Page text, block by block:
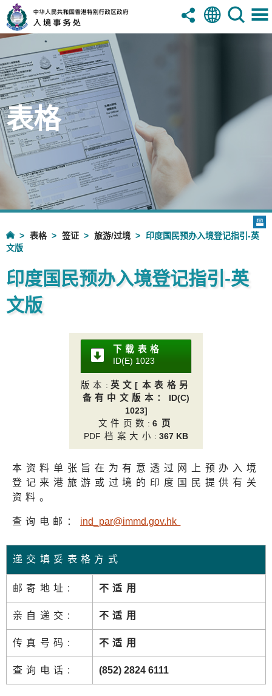
表格
表格 签证 旅游/过境
印度国民预办入境登记指引-英
文版
印度国民预办入境登记指引-英
文版
下载表格
ID(E) 1023
版本 : 英文[本表格另
备有中文版本： ID(C)
1023]
文件页数 :6页
PDF档案大小 : 367 KB
本资料单张旨在为有意透过网上预办入境
登记来港旅游或过境的印度国民提供有关
资料。
查询电邮： ind_par@immd.gov.hk
递交填妥表格方式
邮寄地址: 不适用
亲自递交: 不适用
传真号码: 不适用
查询电话: (852) 2824 6111